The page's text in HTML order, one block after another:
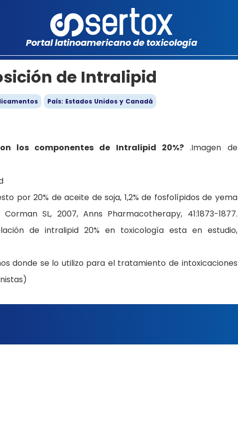
Portal latinoamericano de toxicología
de Intralipid
País: Estados Unidos y Canadá
los componentes de Intralipid 20%?.Imagen de
por 20% de aceite de soja, 1,2% de fosfolípidos de yema
SL, 2007, Anns Pharmacotherapy, 41:1873-1877.
de intralipid 20% en toxicología esta en estudio,
donde se lo utilizo para el tratamiento de intoxicaciones